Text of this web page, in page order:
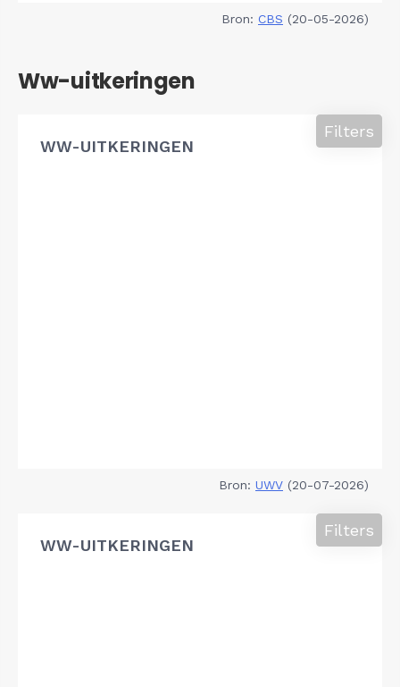
Bron: CBS (20-05-2026)
Ww-uitkeringen
WW-UITKERINGEN
Filters
Bron: UWV (20-07-2026)
WW-UITKERINGEN
Filters